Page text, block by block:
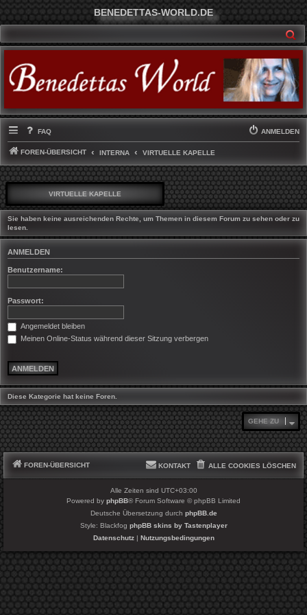
BENEDETTAS-WORLD.DE
FAQ ANMELDEN
FOREN-ÜBERSICHT INTERNA VIRTUELLE KAPELLE
VIRTUELLE KAPELLE
Sie haben keine ausreichenden Rechte, um Themen in diesem Forum zu sehen oder zu
lesen.
ANMELDEN
Benutzername:
Passwort:
Angemeldet bleiben
Meinen Online-Status während dieser Sitzung verbergen
Diese Kategorie hat keine Foren.
GEHE ZU
FOREN-ÜBERSICHT ALLE COOKIES LÖSCHEN
KONTAKT
Alle Zeiten sind UTC+03:00
Powered by phpBB® Forum Software © phpBB Limited
Deutsche Übersetzung durch phpBB.de
Style: Blackfog phpBB skins by Tastenplayer
Datenschutz| Nutzungsbedingungen